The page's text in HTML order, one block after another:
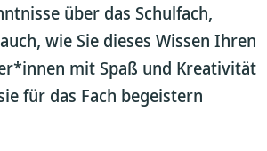
über das Schulfach,
wie Sie dieses Wissen Ihren
mit Spaß und Kreativität
für das Fach begeistern